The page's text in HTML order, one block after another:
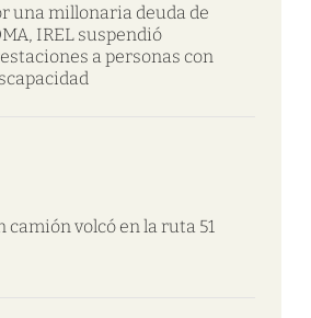
una millonaria deuda de
IREL suspendió
a personas con
camión volcó en la ruta 51